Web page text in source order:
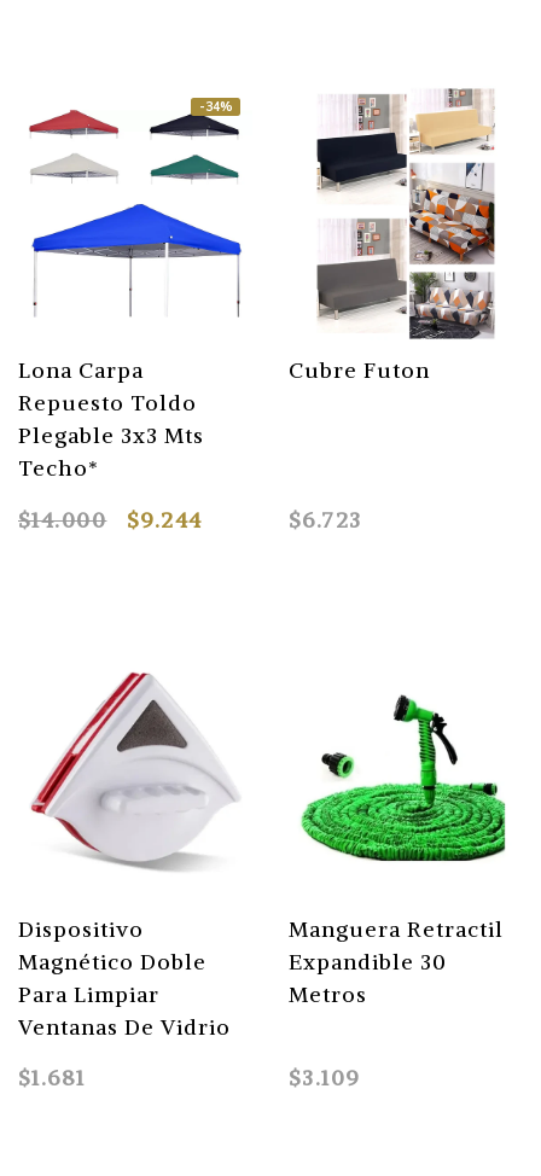
-34%
Lona Carpa
Repuesto Toldo
Plegable 3x3 Mts
Techo*
$14.000
$9.244
Cubre Futon
$6.723
Dispositivo
Magnético Doble
Para Limpiar
Ventanas De Vidrio
$1.681
Manguera Retractil
Expandible 30
Metros
$3.109